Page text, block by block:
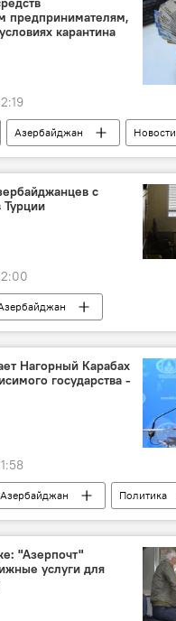
предпринимателям,
карантина
Азербайджан
Новости
помощь
с
Турции
Здоровье
Коронавирус
Нагорный Карабах
государства -
Азербайджан
Политика
"Азерпочт"
услуги для